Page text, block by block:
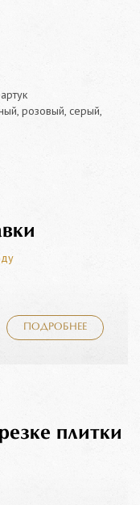
розовый, серый,
ПОДРОБНЕЕ
плитки